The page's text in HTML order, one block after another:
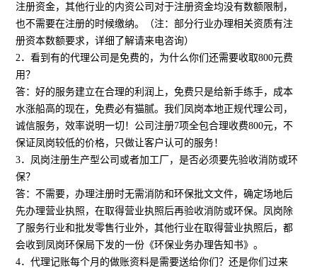
注册资金，其他行业的内资公司对于注册资金均没有数额限制，
也不需要在注册的时候缴纳。（注：部分行业办理相关资质有注
册资本数额要求，详细了解请来电咨询）
2．看到有的代理公司是免费的，为什么你们还需要收取800元费
用？
答：好的服务建立在合理的利润上，免费只是给新手练手，成本
水涨船高的现在，免费必有猫腻。我们凤岗本地正规代理公司，
诚信服务，效率说明一切！公司注册7项全包合理收费800元，不
保证凤岗较低的价格，只做让客户认可的服务！
3．凤岗注册生产型公司或者加工厂，是否必须要先验收消防或环
保？
答：不需要，办理注册时无需消防和环保批文文件，确定场地后
先办理营业执照，在取得营业执照后再验收消防或环保。凤岗除
了服务行业和批发零售行业外，其他行业在取得营业执照后，都
会收到凤岗环保局下发的一份《环保业务办理告知书》。
4．代理记账每个月的做账资料是需要送给你们？还是你们过来